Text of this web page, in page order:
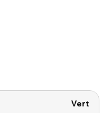
Vert